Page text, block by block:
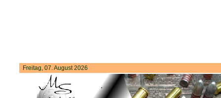
Freitag, 07. August 2026